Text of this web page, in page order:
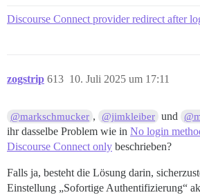
Discourse Connect provider redirect after
zogstrip 10. Juli 2025 um 17:11
613
@markschmucker , @jimkleiber und
ihr dasselbe Problem wie in No login
Discourse Connect only beschrieben?
Falls ja, besteht die Lösung darin,
Einstellung „Sofortige Authentifizierung“